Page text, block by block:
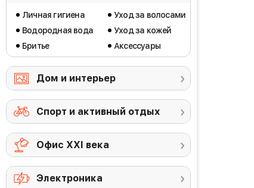
Личная гигиена
Водородная вода
Бритье
Уход за волосами
Уход за кожей
Аксессуары
Дом и интерьер
Спорт и активный отдых
Офис ХХI века
Электроника